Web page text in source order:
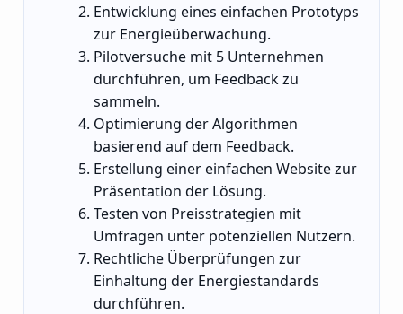
Entwicklung eines einfachen Prototyps
zur Energieüberwachung.
Pilotversuche mit 5 Unternehmen
durchführen, um Feedback zu
sammeln.
Optimierung der Algorithmen
basierend auf dem Feedback.
Erstellung einer einfachen Website zur
Präsentation der Lösung.
Testen von Preisstrategien mit
Umfragen unter potenziellen Nutzern.
Rechtliche Überprüfungen zur
Einhaltung der Energiestandards
durchführen.